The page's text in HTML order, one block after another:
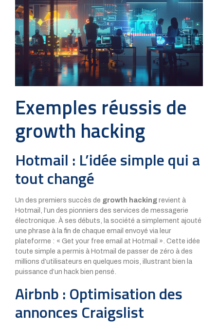
Exemples réussis de
growth hacking
Hotmail : L’idée simple qui a
tout changé
Un des premiers succès de growth hackingrevient à
Hotmail, l’un des pionniers des services de messagerie
électronique. À ses débuts, la société a simplement ajouté
une phrase à la fin de chaque email envoyé via leur
plateforme : « Get your free email at Hotmail ». Cette idée
toute simple a permis à Hotmail de passer de zéro à des
millions d’utilisateurs en quelques mois, illustrant bien la
puissance d’un hack bien pensé.
Airbnb : Optimisation des
annonces Craigslist